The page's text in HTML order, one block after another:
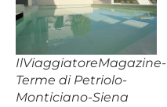
IlViaggiatoreMagazine-
Terme di Petriolo-
Monticiano-Siena